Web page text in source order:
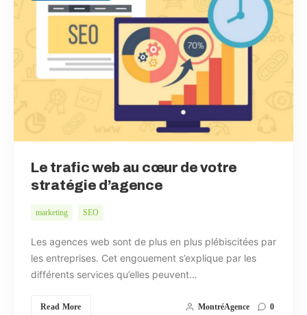
Le trafic web au cœur de votre
stratégie d’agence
marketing SEO
Les agences web sont de plus en plus plébiscitées par
les entreprises. Cet engouement s’explique par les
différents services qu’elles peuvent…
Read More MontréAgence 0